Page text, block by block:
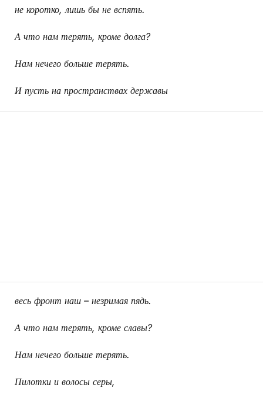
не коротко, лишь бы не вспять.
А что нам терять, кроме долга?
Нам нечего больше терять.
И пусть на пространствах державы
весь фронт наш – незримая пядь.
А что нам терять, кроме славы?
Нам нечего больше терять.
Пилотки и волосы серы,